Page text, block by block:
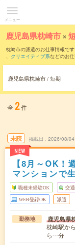
メニュー
鹿児島県枕崎市 ×
枕崎市の派遣のお仕事情報です
、 クリエイティブ系などのお
鹿児島県枕崎市 / 短期
全 2件
未読
NEW
掲載日 2026/08/04
【8月～OK！
マンションで
職種未経験OK 交
WEB登録OK 派遣
勤務地 鹿児島県
枕崎駅か
ら---分